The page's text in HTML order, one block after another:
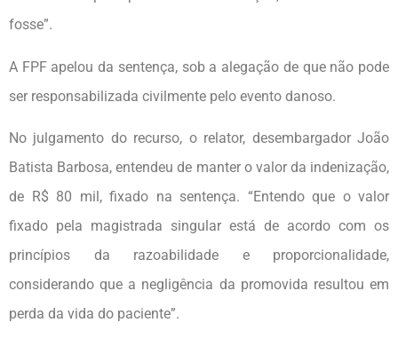
fosse”.
A FPF apelou da sentença, sob a alegação de que não pode
ser responsabilizada civilmente pelo evento danoso.
No julgamento do recurso, o relator, desembargador João
Batista Barbosa, entendeu de manter o valor da indenização,
de R$ 80 mil, fixado na sentença. “Entendo que o valor
fixado pela magistrada singular está de acordo com os
princípios da razoabilidade e proporcionalidade,
considerando que a negligência da promovida resultou em
perda da vida do paciente”.